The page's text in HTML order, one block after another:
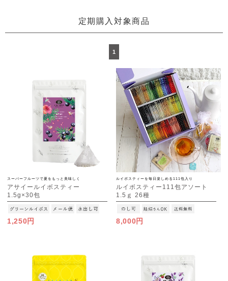
定期購入対象商品
1
スーパーフルーツで夏をもっと美味しく
アサイールイボスティー
1.5g×30包
[M便 1/3]
1,250円
ルイボスティーを毎日楽しめる111包入り
ルイボスティー111包アソート
1.5ｇ 26種
8,000円